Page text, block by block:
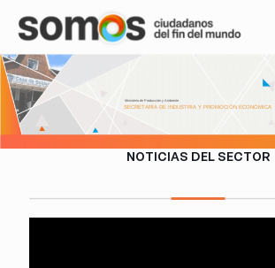
SECRETARÍA DE INDUSTRIA Y PROMOCIÓN ECONÓMICA
Ministerio de Producción y Ambiente
NOTICIAS DEL SECTOR